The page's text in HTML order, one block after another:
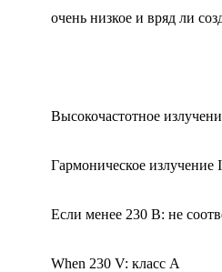
очень низкое и вряд ли
Высокочастотное
Гармоническое излучение
Если менее 230 В: не
When 230 V: класс А